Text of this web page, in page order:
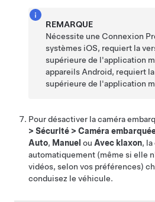
REMARQUE
Nécessite une Connexion
systèmes iOS, requiert la
supérieure de l'application
appareils Android, requiert
supérieure de l'application
Pour désactiver la caméra
> Sécurité > Caméra
Auto, Manuel ou Avec klaxon,
automatiquement (même si elle
vidéos, selon vos préférences)
conduisez le véhicule.